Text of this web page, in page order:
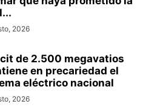
2026
de 2.500 megavatios
en precariedad el
eléctrico nacional
2026